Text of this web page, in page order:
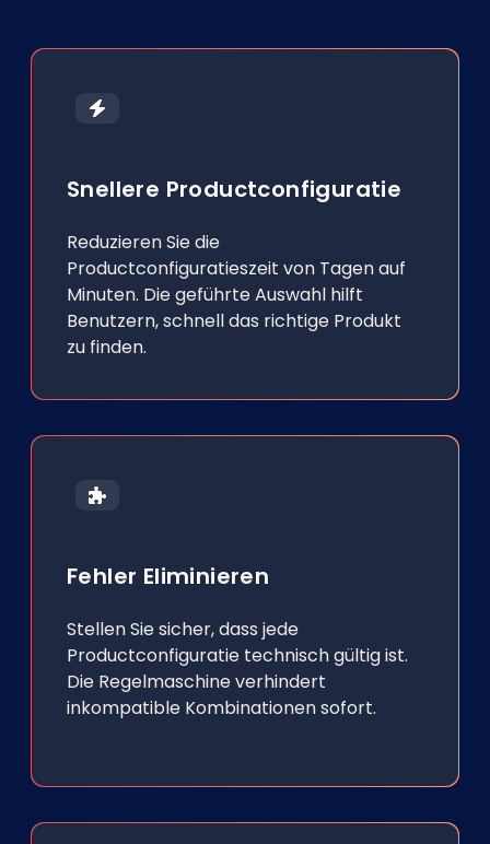
Snellere Productconfiguratie
Reduzieren Sie die
Productconfiguratieszeit von Tagen auf
Minuten. Die geführte Auswahl hilft
Benutzern, schnell das richtige Produkt
zu finden.
Fehler Eliminieren
Stellen Sie sicher, dass jede
Productconfiguratie technisch gültig ist.
Die Regelmaschine verhindert
inkompatible Kombinationen sofort.